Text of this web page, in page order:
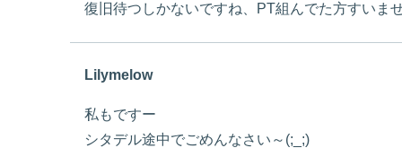
復旧待つしかないですね、PT組んでた方すいま
Lilymelow
私もですー
シタデル途中でごめんなさい～(;_;)